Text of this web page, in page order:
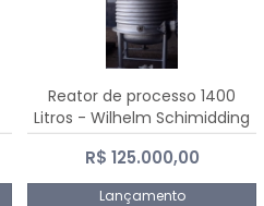
Reator de processo 1400
Litros - Wilhelm Schimidding
R$ 125.000,00
Lançamento